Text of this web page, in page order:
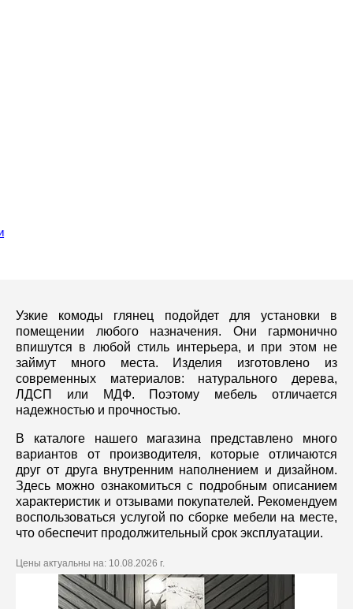
Узкие комоды глянец подойдет для установки в
помещении любого назначения. Они гармонично
впишутся в любой стиль интерьера, и при этом не
займут много места. Изделия изготовлено из
современных материалов: натурального дерева,
ЛДСП или МДФ. Поэтому мебель отличается
надежностью и прочностью.
В каталоге нашего магазина представлено много
вариантов от производителя, которые отличаются
друг от друга внутренним наполнением и дизайном.
Здесь можно ознакомиться с подробным описанием
характеристик и отзывами покупателей. Рекомендуем
воспользоваться услугой по сборке мебели на месте,
что обеспечит продолжительный срок эксплуатации.
Цены актуальны на: 10.08.2026 г.